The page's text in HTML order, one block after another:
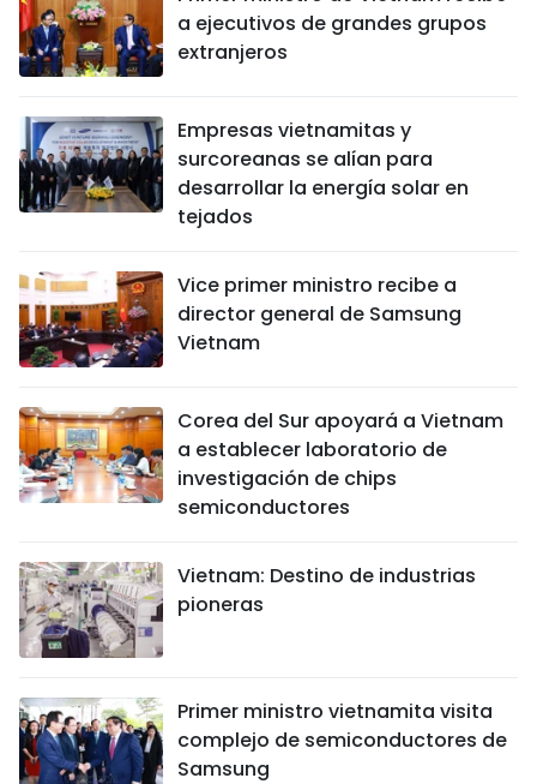
РУССКИЙ
a ejecutivos de grandes grupos
extranjeros
Empresas vietnamitas y
surcoreanas se alían para
desarrollar la energía solar en
tejados
Vice primer ministro recibe a
director general de Samsung
Vietnam
Corea del Sur apoyará a Vietnam
a establecer laboratorio de
investigación de chips
semiconductores
Vietnam: Destino de industrias
pioneras
Primer ministro vietnamita visita
complejo de semiconductores de
Samsung